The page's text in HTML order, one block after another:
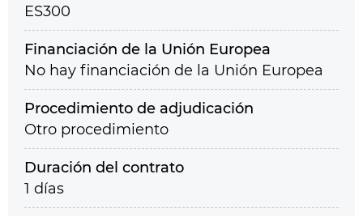
ES300
Financiación de la Unión Europea
No hay financiación de la Unión Europea
Procedimiento de adjudicación
Otro procedimiento
Duración del contrato
1 días